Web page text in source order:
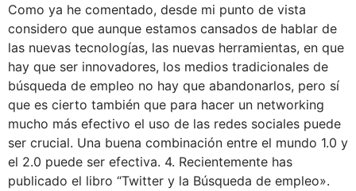
Como ya he comentado, desde mi punto de vista
considero que aunque estamos cansados de hablar de
las nuevas tecnologías, las nuevas herramientas, en que
hay que ser innovadores, los medios tradicionales de
búsqueda de empleo no hay que abandonarlos, pero sí
que es cierto también que para hacer un networking
mucho más efectivo el uso de las redes sociales puede
ser crucial. Una buena combinación entre el mundo 1.0 y
el 2.0 puede ser efectiva. 4. Recientemente has
publicado el libro “Twitter y la Búsqueda de empleo».